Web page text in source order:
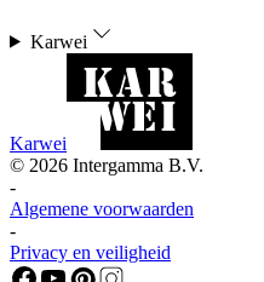
Karwei
Karwei
© 2026 Intergamma B.V.
-
Algemene voorwaarden
-
Privacy en veiligheid